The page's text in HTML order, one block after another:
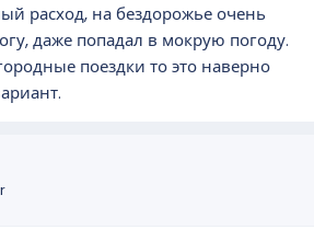
расход, на бездорожье очень
даже попадал в мокрую погоду.
поездки то это наверно